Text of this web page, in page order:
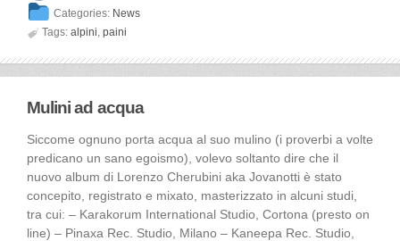
Categories: News
 Tags: alpini paini
Mulini ad acqua
Siccome ognuno porta acqua al suo mulino (i proverbi a volte
predicano un sano egoismo), volevo soltanto dire che il
nuovo album di Lorenzo Cherubini aka Jovanotti è stato
concepito, registrato e mixato, masterizzato in alcuni studi,
tra cui: – Karakorum International Studio, Cortona (presto on
line) – Pinaxa Rec. Studio, Milano – Kaneepa Rec. Studio,